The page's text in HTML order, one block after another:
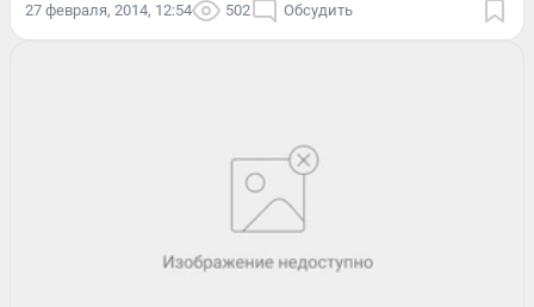
27 февраля, 2014, 12:54 502 Обсудить